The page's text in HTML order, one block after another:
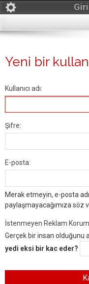
Yeni bir
Kullanıcı adı:
Şifre:
E-posta:
Merak etmeyin, e-posta
paylaşmayacağımıza söz
İstenmeyen Reklam
Gerçek bir insan olduğunu
yedi eksi bir kac eder?